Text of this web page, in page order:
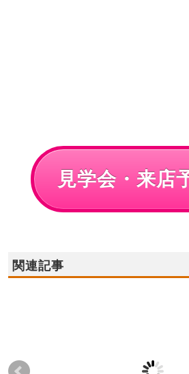
見学会・来店
関連記事